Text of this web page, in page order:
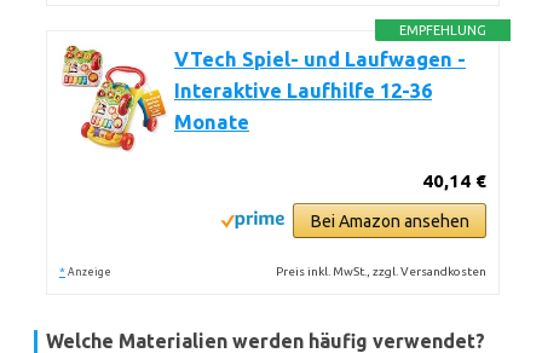
EMPFEHLUNG
VTech Spiel- und Laufwagen -
Interaktive Laufhilfe 12-36
Monate
40,14 €
Bei Amazon ansehen
* Anzeige Preis inkl. MwSt., zzgl. Versandkosten
Welche Materialien werden häufig verwendet?